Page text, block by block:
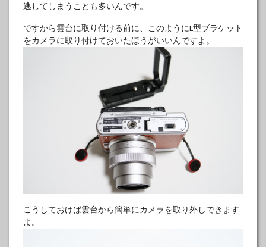
逃してしまうことも多いんです。
ですから雲台に取り付ける前に、このようにL型ブラケット
をカメラに取り付けておいたほうがいいんですよ。
こうしておけば雲台から簡単にカメラを取り外しできます
よ。